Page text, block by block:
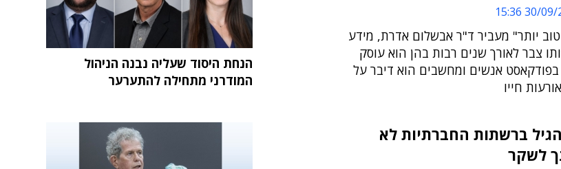
30/09/
יותר" מעביר ד"ר אבשלום אדרת, מידע
צבר לאורך שנים רבות בהן הוא עוסק
אנשים ומחשבים הוא דיבר על
חייו
ברשתות החברתיות לא
לשקר
הנחת היסוד שעליה נבנה הניהול
המודרני מתחילה להתערער